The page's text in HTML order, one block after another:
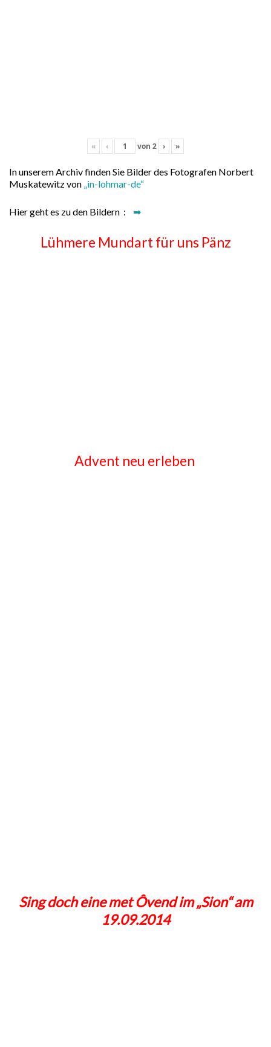
« ‹ von 2 › »
In unserem Archiv finden Sie Bilder des Fotografen Norbert
Muskatewitz von „in-lohmar-de“
Hier geht es zu den Bildern : ➡
Lühmere Mundart für uns Pänz
Advent neu erleben
Sing doch eine met Ôvend im „Sion“ am
19.09.2014